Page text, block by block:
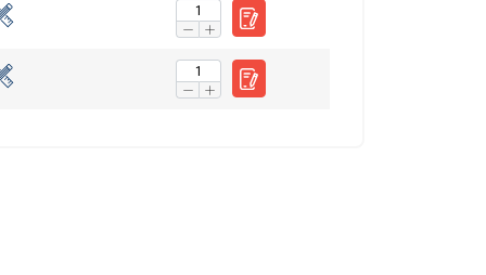
avez fournies